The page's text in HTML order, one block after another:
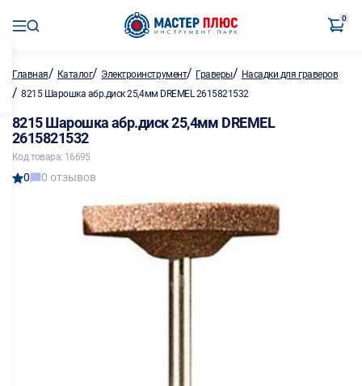
0
Главная/ Каталог/ Электроинструмент/ Граверы/ Насадки для граверов
/ 8215 Шарошка абр.диск 25,4мм DREMEL 2615821532
8215 Шарошка абр.диск 25,4мм DREMEL
2615821532
Код товара: 16695
0 0 отзывов